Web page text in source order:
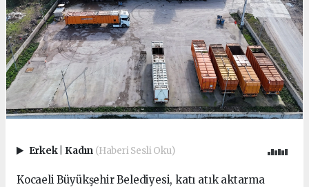
Erkek Kadın (Haberi Sesli Oku)
Kocaeli Büyükşehir Belediyesi, katı atık aktarma